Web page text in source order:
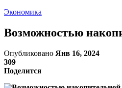
Экономика
Возможностью
Опубликовано Янв 16, 2024
309
Поделится